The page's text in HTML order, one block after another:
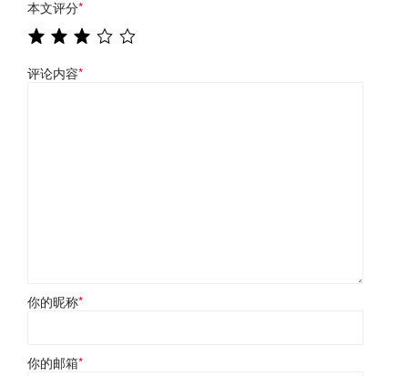
本文评分*
评论内容*
你的昵称*
你的邮箱*